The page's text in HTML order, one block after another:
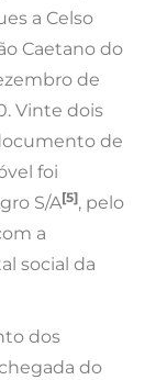
a Celso
Caetano do
de
Vinte dois
de
foi
S/A[5], pelo
a
social da
dos
do